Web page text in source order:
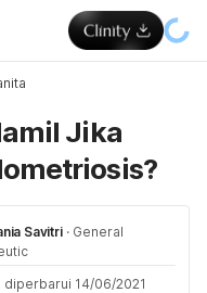
Jika
Savitri · General
diperbarui 14/06/2021